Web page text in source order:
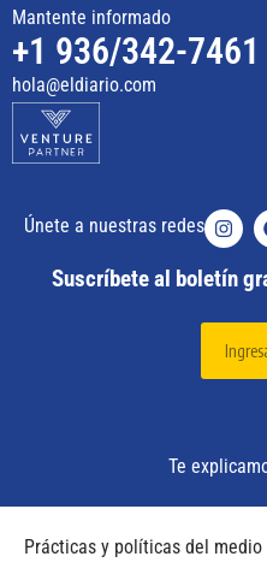
Mantente informado
+1 936/342-7461
hola@eldiario.com
Únete a nuestras redes
Suscríbete al boletín
Te
Prácticas y políticas del medio